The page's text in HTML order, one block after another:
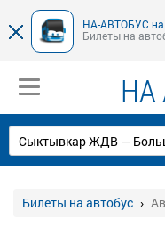
НА-АВТОБУС на
Билеты на
НА
Билеты на автобус